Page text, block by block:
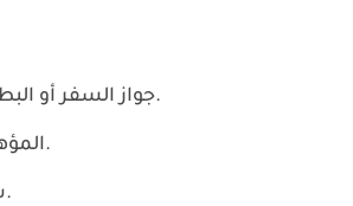
جواز السفر أو البطاقة الشخصية.
المؤهلات الأكاديمية.
شهادات الخبرة.